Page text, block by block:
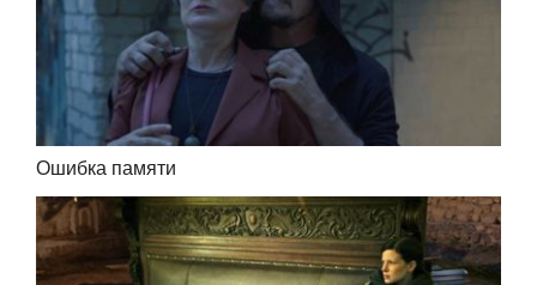
Ошибка памяти